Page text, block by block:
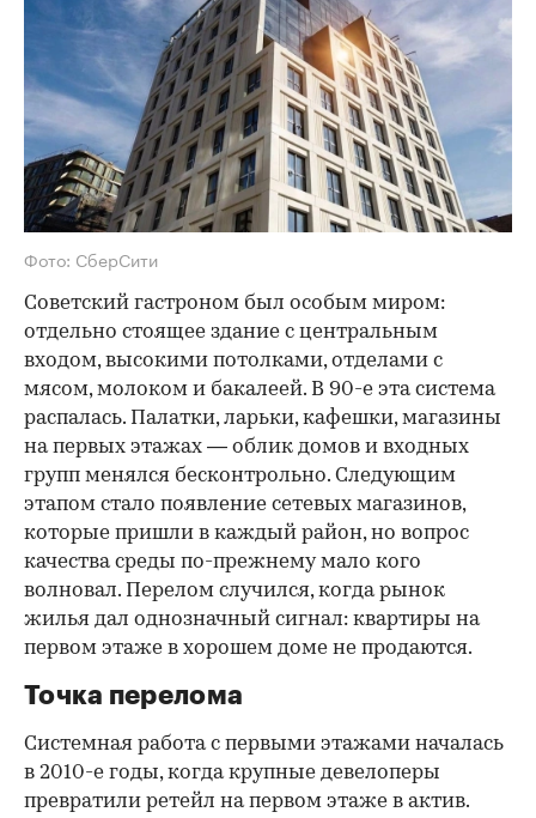
Фото: СберСити
Советский гастроном был особым миром:
отдельно стоящее здание с центральным
входом, высокими потолками, отделами с
мясом, молоком и бакалеей. В 90-е эта система
распалась. Палатки, ларьки, кафешки, магазины
на первых этажах — облик домов и входных
групп менялся бесконтрольно. Следующим
этапом стало появление сетевых магазинов,
которые пришли в каждый район, но вопрос
качества среды по-прежнему мало кого
волновал. Перелом случился, когда рынок
жилья дал однозначный сигнал: квартиры на
первом этаже в хорошем доме не продаются.
Точка перелома
Системная работа с первыми этажами началась
в 2010-е годы, когда крупные девелоперы
превратили ретейл на первом этаже в актив.